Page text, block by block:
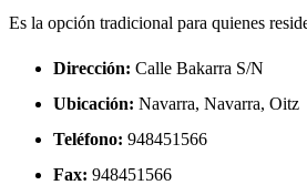
Es la opción tradicional para quienes
Dirección: Calle Bakarra S/N
Ubicación: Navarra, Navarra, Oitz
Teléfono: 948451566
Fax: 948451566